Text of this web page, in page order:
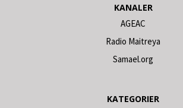
KANALER
AGEAC
Radio Maitreya
Samael.org
KATEGORIER